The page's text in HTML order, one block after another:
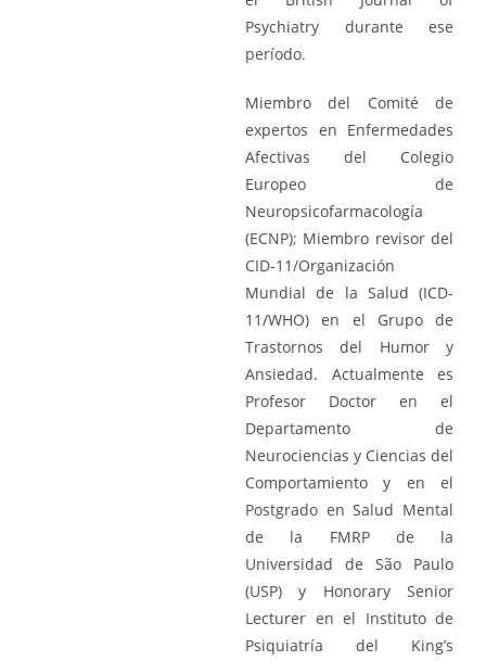
Psychiatry durante ese
período.
Miembro del Comité de
expertos en Enfermedades
Afectivas del Colegio
Europeo de
Neuropsicofarmacología
(ECNP); Miembro revisor del
CID-11/Organización
Mundial de la Salud (ICD-
11/WHO) en el Grupo de
Trastornos del Humor y
Ansiedad. Actualmente es
Profesor Doctor en el
Departamento de
Neurociencias y Ciencias del
Comportamiento y en el
Postgrado en Salud Mental
de la FMRP de la
Universidad de São Paulo
(USP) y Honorary Senior
Lecturer en el Instituto de
Psiquiatría del King’s